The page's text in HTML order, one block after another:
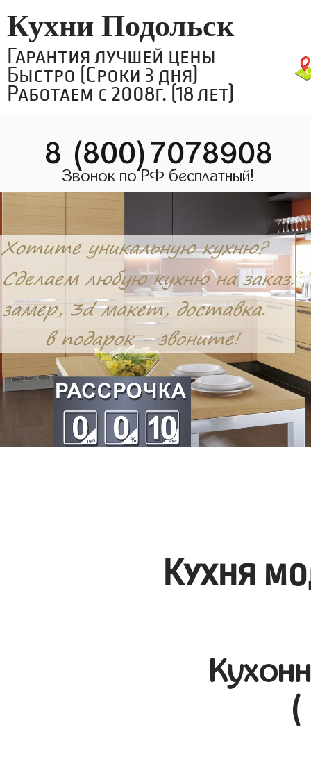
Кухни Подольск
Гарантия лучшей цены
Быстро (Сроки 3 дня)
Работаем с 2008г. (18 лет)
8 (800)7078908
Звонок по РФ бесплатный!
Кухня
(